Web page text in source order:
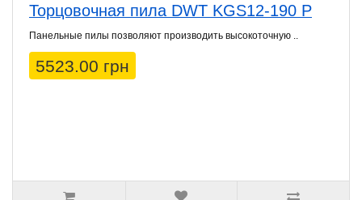
Торцовочная пила DWT KGS12-190 P
Панельные пилы позволяют производить высокоточную ..
5523.00 грн